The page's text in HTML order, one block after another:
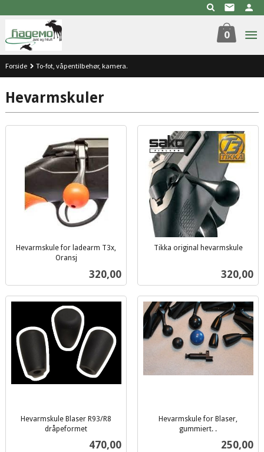
til
innholdet
0
Forside To-fot, våpentilbehør, kamera.
Hevarmskuler
Hevarmskule for ladearm T3x,
Oransj
Pris
320,00
Tikka original hevarmskule
Pris
320,00
Hevarmskule Blaser R93/R8
dråpeformet
Pris
470,00
Hevarmskule for Blaser,
gummiert. .
Pris
250,00